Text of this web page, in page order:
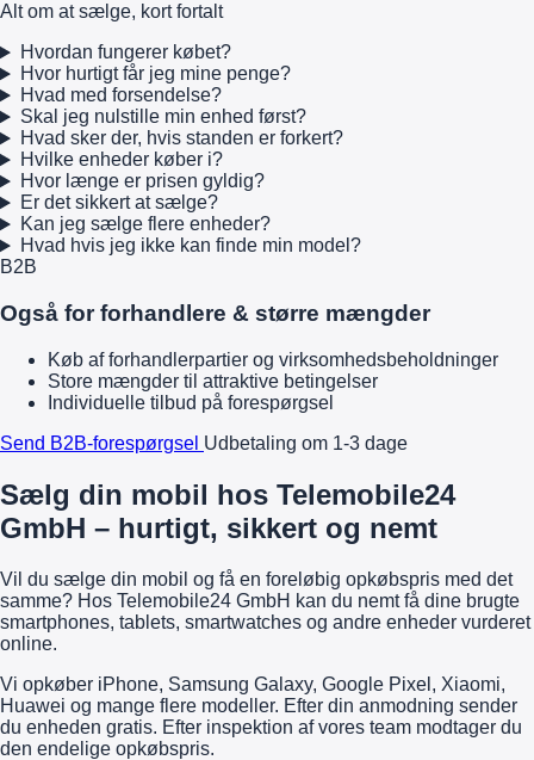
Alt om at sælge, kort fortalt
Hvordan fungerer købet?
Hvor hurtigt får jeg mine penge?
Hvad med forsendelse?
Skal jeg nulstille min enhed først?
Hvad sker der, hvis standen er forkert?
Hvilke enheder køber i?
Hvor længe er prisen gyldig?
Er det sikkert at sælge?
Kan jeg sælge flere enheder?
Hvad hvis jeg ikke kan finde min model?
B2B
Også for forhandlere & større mængder
Køb af forhandlerpartier og virksomhedsbeholdninger
Store mængder til attraktive betingelser
Individuelle tilbud på forespørgsel
Send B2B-forespørgsel Udbetaling om 1-3 dage
Sælg din mobil hos Telemobile24
GmbH – hurtigt, sikkert og nemt
Vil du sælge din mobil og få en foreløbig opkøbspris med det
samme? Hos Telemobile24 GmbH kan du nemt få dine brugte
smartphones, tablets, smartwatches og andre enheder vurderet
online.
Vi opkøber iPhone, Samsung Galaxy, Google Pixel, Xiaomi,
Huawei og mange flere modeller. Efter din anmodning sender
du enheden gratis. Efter inspektion af vores team modtager du
den endelige opkøbspris.